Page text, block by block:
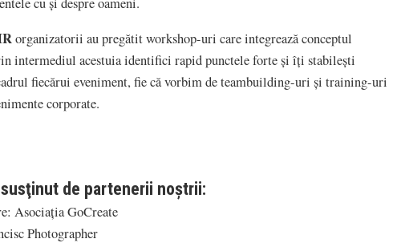
organizatorii au pregătit workshop-uri care integrează conceptul
intermediul acestuia identifici rapid punctele forte și îți stabilești
fiecărui eveniment, fie că vorbim de teambuilding-uri şi training-uri
corporate.
de partenerii noştrii:
Asociația GoCreate
Photographer